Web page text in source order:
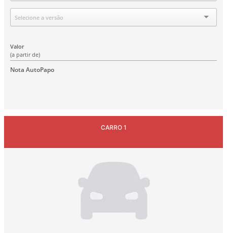
Versão
Selecione a versão
Valor
(a partir de)
Nota AutoPapo
CARRO 1